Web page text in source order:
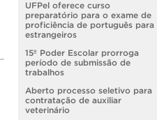
UFPel oferece curso
preparatório para o exame de
proficiência de português para
estrangeiros
15º Poder Escolar prorroga
período de submissão de
trabalhos
Aberto processo seletivo para
contratação de auxiliar
veterinário